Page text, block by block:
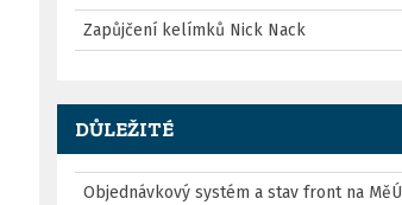
Zapůjčení kelímků Nick Nack
DŮLEŽITÉ
Objednávkový systém a stav front na MěÚ